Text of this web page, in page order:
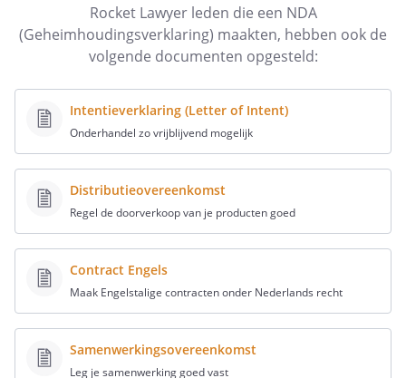
gedeeld wordt
de duur van de geheimhoudingsplicht
een boetebeding
geheimhoudingsplicht
Juridische woordenlijst NDA
Bedrijfsgeheim
Een bedrijfsgeheim is informatie die geheim is,
handelswaarde heeft omdat zij geheim is en
vertrouwelijkheid te waarborgen.
Bedrijfsopvolging
Er is sprake van bedrijfsopvolging een bedrijf wordt
voortgezet nadat de eigenaar ermee stopt en zorgt voor
continuïteit van het bedrijf.
Bedrijfsoverdracht
Rocket Lawyer leden die een NDA
(Geheimhoudingsverklaring) maakten, hebben ook de
volgende documenten opgesteld:
Intentieverklaring (Letter of Intent)
Onderhandel zo vrijblijvend mogelijk
Distributieovereenkomst
Regel de doorverkoop van je producten goed
Contract Engels
Maak Engelstalige contracten onder Nederlands recht
Samenwerkingsovereenkomst
Leg je samenwerking goed vast